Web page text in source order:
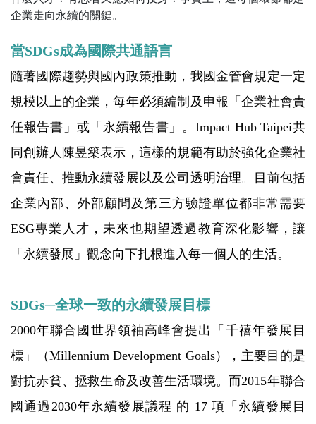
企業走向永續的關鍵。
當SDGs成為國際共通語言
隨著國際趨勢與國內政策推動，我國金管會規定一定
規模以上的企業，每年必須編制及申報「企業社會責
任報告書」或「永續報告書」。Impact Hub Taipei共
同創辦人陳昱築表示，這樣的規範有助於強化企業社
會責任、推動永續發展以及公司透明治理。目前包括
企業內部、外部顧問及第三方驗證單位都非常需要
ESG專業人才，未來也期望透過教育深化影響，讓
「永續發展」觀念向下扎根進入每一個人的生活。
SDGs─全球一致的永續發展目標
2000年聯合國世界領袖高峰會提出「千禧年發展目
標」（Millennium Development Goals），主要目的是
對抗赤貧、拯救生命及改善生活環境。而2015年聯合
國通過2030年永續發展議程 的 17 項「永續發展目